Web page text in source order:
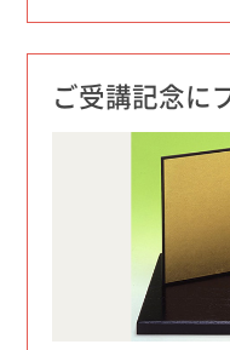
ご受講記念に